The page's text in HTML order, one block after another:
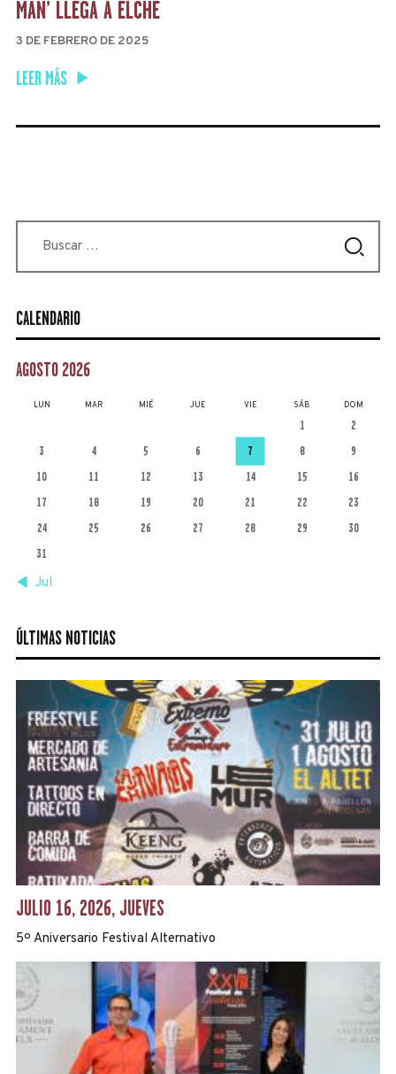
MAN’ LLEGA A ELCHE
3 DE FEBRERO DE 2025
LEER MÁS
CALENDARIO
AGOSTO 2026
LUN MAR MIÉ JUE VIE SÁB DOM
1
2
3
4 5 6 7 8
9
10
11 12 13 14 15
16
17
18 19 20 21 22
23
24
25 26 27 28 29
30
31
« Jul
ÚLTIMAS NOTICIAS
JULIO 16, 2026, JUEVES
5º Aniversario Festival Alternativo